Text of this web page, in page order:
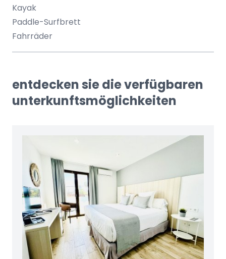
Kayak
Paddle-Surfbrett
Fahrräder
entdecken sie die verfügbaren
unterkunftsmöglichkeiten